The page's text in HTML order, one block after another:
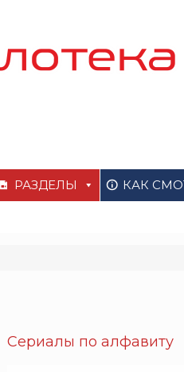
РАЗДЕЛЫ КАК
Сериалы по алфавиту